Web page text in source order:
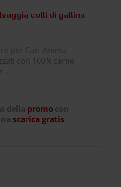
colli di gallina
per Cani Anima
con 100% carne
...
della promo con
scarica gratis